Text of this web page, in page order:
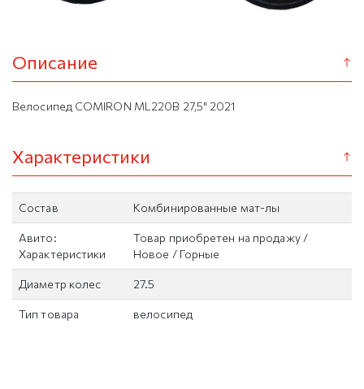
Описание
Велосипед COMIRON ML220B 27,5" 2021
Характеристики
Состав Комбинированные мат-лы
Авито:
Характеристики
Товар приобретен на продажу /
Новое / Горные
Диаметр колес 27.5
Тип товара велосипед